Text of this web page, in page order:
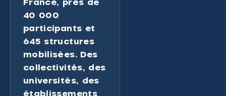
40 000
participants et
645 structures
mobilisées. Des
collectivités, des
universités, des
établissements